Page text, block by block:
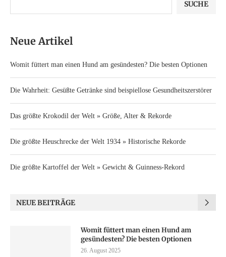
SUCHE
Neue Artikel
Womit füttert man einen Hund am gesündesten? Die besten Optionen
Die Wahrheit: Gesüßte Getränke sind beispiellose Gesundheitszerstörer
Das größte Krokodil der Welt » Größe, Alter & Rekorde
Die größte Heuschrecke der Welt 1934 » Historische Rekorde
Die größte Kartoffel der Welt » Gewicht & Guinness-Rekord
NEUE BEITRÄGE
Womit füttert man einen Hund am
gesündesten? Die besten Optionen
26. August 2025